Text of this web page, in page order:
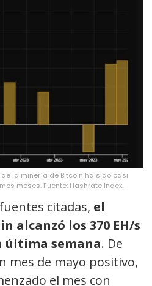
la minería de Bitcoin ha sido casi
meses. Fuente: Hashrate Index.
citadas, el
alcanzó los 370 EH/s
última semana. De
mes de mayo positivo,
el mes con